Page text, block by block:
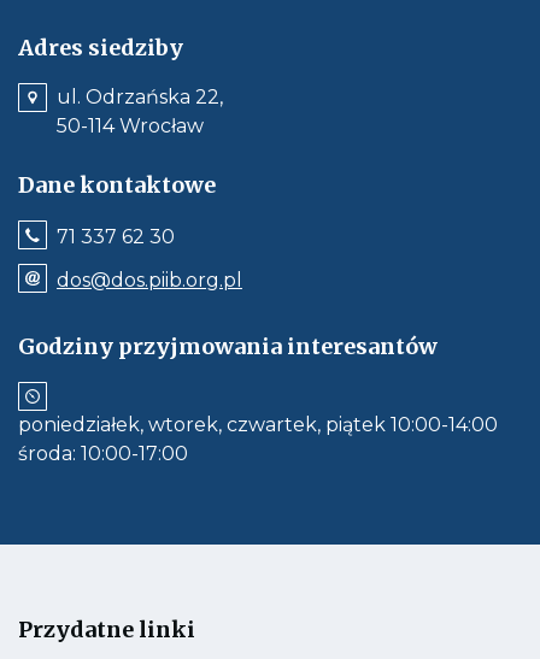
Adres siedziby
ul. Odrzańska 22,
50-114 Wrocław
Dane kontaktowe
71 337 62 30
wywołuje
połączenie
telefonu:
71
30
dos@dos.piib.org.pl
e-
dos@dos.piib.org.pl
Jeśli
do
Godziny przyjmowania interesantów
poniedziałek, wtorek, czwartek, piątek 10:00-14:00
środa: 10:00-17:00
Przydatne linki